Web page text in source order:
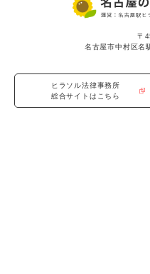
〒
名古屋市中村区名
ヒラソル法律事務所
総合サイトはこちら